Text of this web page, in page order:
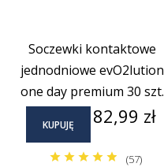
Soczewki kontaktowe
jednodniowe evO2lution
one day premium 30 szt.
KUPUJĘ Cena
82,99 zł
(57)